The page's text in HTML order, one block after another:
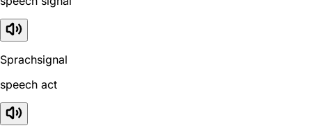
Sprachsignal
speech act